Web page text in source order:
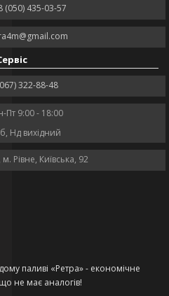
(050) 435-03-57
322-88-48
Пт 9:00 - 18:00
Нд вихідний
м. Рівне, Київська, 92
паливі «Ретра» - економічне
не має аналогів!